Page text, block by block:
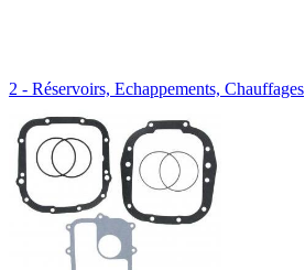
2 - Réservoirs, Echappements, Chauffages